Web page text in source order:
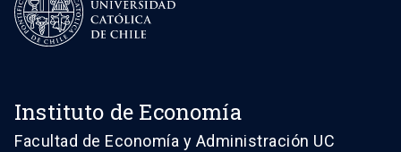
Instituto de Economía
Facultad de Economía y Administración UC